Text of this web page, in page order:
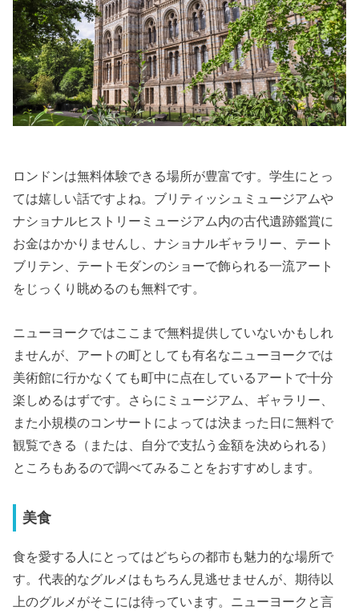
ロンドンは無料体験できる場所が豊富です。学生にとっ
ては嬉しい話ですよね。ブリティッシュミュージアムや
ナショナルヒストリーミュージアム内の古代遺跡鑑賞に
お金はかかりませんし、ナショナルギャラリー、テート
ブリテン、テートモダンのショーで飾られる一流アート
をじっくり眺めるのも無料です。
ニューヨークではここまで無料提供していないかもしれ
ませんが、アートの町としても有名なニューヨークでは
美術館に行かなくても町中に点在しているアートで十分
楽しめるはずです。さらにミュージアム、ギャラリー、
また小規模のコンサートによっては決まった日に無料で
観覧できる（または、自分で支払う金額を決められる）
ところもあるので調べてみることをおすすめします。
美食
食を愛する人にとってはどちらの都市も魅力的な場所で
す。代表的なグルメはもちろん見逃せませんが、期待以
上のグルメがそこには待っています。ニューヨークと言